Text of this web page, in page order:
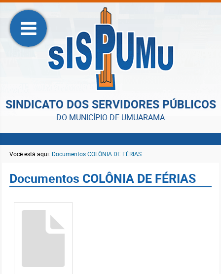
SINDICATO DOS SERVIDORES PÚBLICOS
DO MUNICÍPIO DE UMUARAMA
Você está aqui: Documentos COLÔNIA DE FÉRIAS
Documentos COLÔNIA DE FÉRIAS